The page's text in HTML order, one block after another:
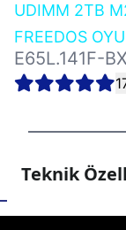
UDIMM 2TB
FREEDOS
E65L.141F-
Teknik